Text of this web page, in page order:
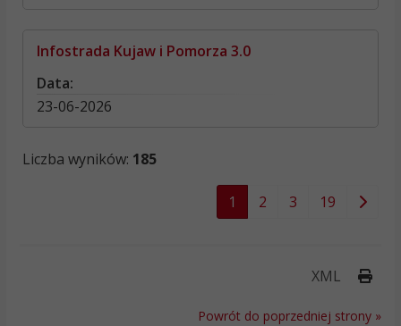
Infostrada Kujaw i Pomorza 3.0
Data:
23-06-2026
Liczba wyników: 185
1 2 3 19
XML
Powrót do poprzedniej strony »